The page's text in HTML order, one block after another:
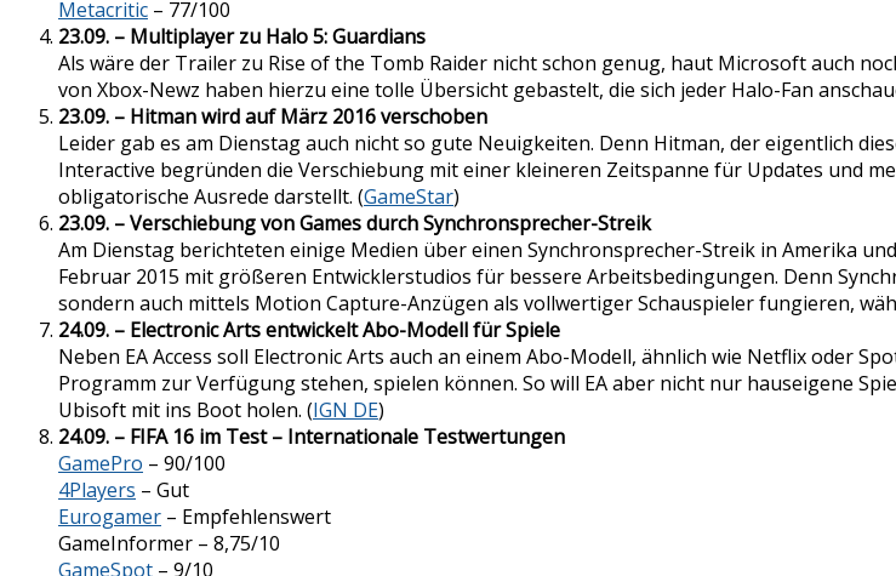
Metacritic – 77/100
23.09. – Multiplayer zu Halo 5: Guardians
Als wäre der Trailer zu Rise of the Tomb Raider nicht schon genug, haut Microsoft auch
von Xbox-Newz haben hierzu eine tolle Übersicht gebastelt, die sich jeder Halo-Fan
23.09. – Hitman wird auf März 2016 verschoben
Leider gab es am Dienstag auch nicht so gute Neuigkeiten. Denn Hitman, der eigentlich
Interactive begründen die Verschiebung mit einer kleineren Zeitspanne für Updates und
obligatorische Ausrede darstellt. (GameStar)
23.09. – Verschiebung von Games durch Synchronsprecher-Streik
Am Dienstag berichteten einige Medien über einen Synchronsprecher-Streik in Amerika
Februar 2015 mit größeren Entwicklerstudios für bessere Arbeitsbedingungen. Denn
sondern auch mittels Motion Capture-Anzügen als vollwertiger Schauspieler fungieren,
24.09. – Electronic Arts entwickelt Abo-Modell für Spiele
Neben EA Access soll Electronic Arts auch an einem Abo-Modell, ähnlich wie Netflix oder
Programm zur Verfügung stehen, spielen können. So will EA aber nicht nur hauseigene
Ubisoft mit ins Boot holen. (IGN DE)
24.09. – FIFA 16 im Test – Internationale Testwertungen
GamePro – 90/100
4Players – Gut
Eurogamer – Empfehlenswert
GameInformer – 8,75/10
GameSpot – 9/10